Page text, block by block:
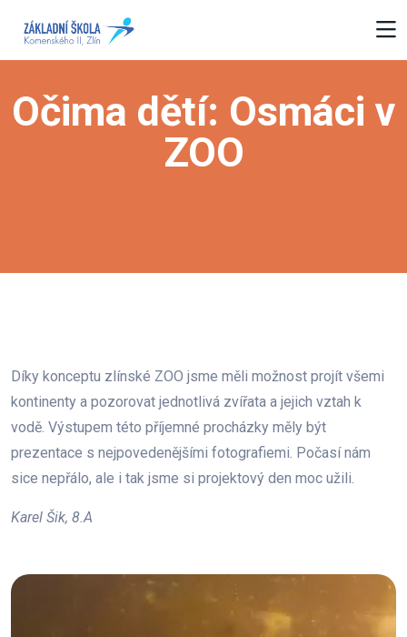
Očima dětí: Osmáci v
ZOO
Díky konceptu zlínské ZOO jsme měli možnost projít všemi
kontinenty a pozorovat jednotlivá zvířata a jejich vztah k
vodě. Výstupem této příjemné procházky měly být
prezentace s nejpovedenějšími fotografiemi. Počasí nám
sice nepřálo, ale i tak jsme si projektový den moc užili.
Karel Šik, 8.A